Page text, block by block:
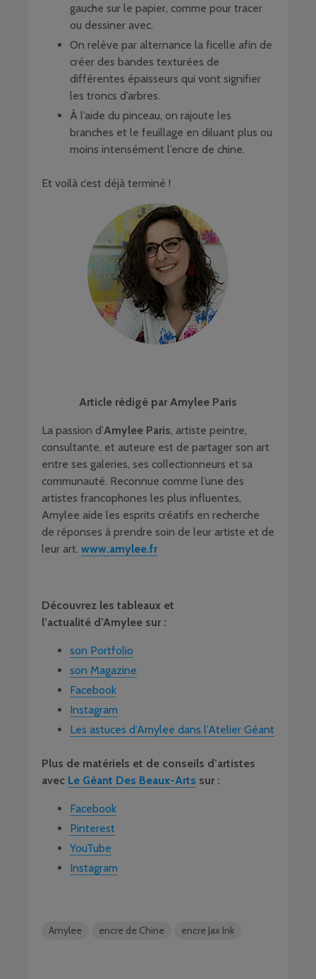
gauche sur le papier, comme pour tracer
ou dessiner avec.
On relève par alternance la ficelle afin de
créer des bandes texturées de
différentes épaisseurs qui vont signifier
les troncs d’arbres.
À l’aide du pinceau, on rajoute les
branches et le feuillage en diluant plus ou
moins intensément l’encre de chine.
Et voilà c’est déjà terminé !
Article rédigé par Amylee Paris
La passion d’Amylee Paris , artiste peintre,
consultante, et auteure est de partager son art
entre ses galeries, ses collectionneurs et sa
communauté. Reconnue comme l’une des
artistes francophones les plus influentes,
Amylee aide les esprits créatifs en recherche
de réponses à prendre soin de leur artiste et de
leur art. www.amylee.fr
Découvrez les tableaux et
l’actualité d’Amylee sur :
son Portfolio
son Magazine
Facebook
Instagram
Les astuces d’Amylee dans l’Atelier Géant
Plus de matériels et de conseils d’artistes
avec Le Géant Des Beaux-Arts sur :
Facebook
Pinterest
YouTube
Instagram
Amylee encre de Chine encre Jax Ink